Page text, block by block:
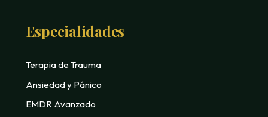
Especialidades
Terapia de Trauma
Ansiedad y Pánico
EMDR Avanzado